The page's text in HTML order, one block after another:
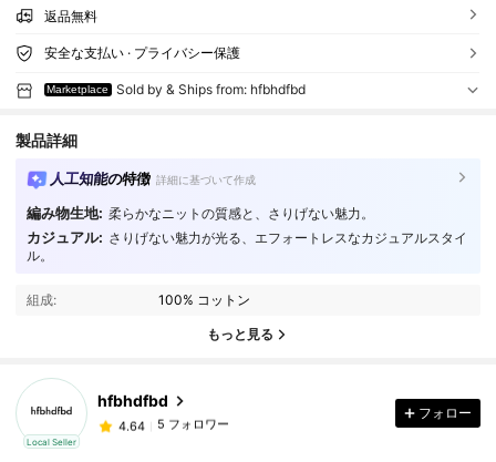
返品無料
安全な支払い · プライバシー保護
Marketplace Sold by & Ships from: hfbhdfbd
製品詳細
人工知能の特徴 詳細に基づいて作成
編み物生地: 柔らかなニットの質感と、さりげない魅力。
カジュアル: さりげない魅力が光る、エフォートレスなカジュアルスタイ
ル。
組成: 100% コットン
もっと見る
Local Seller
hfbhdfbd
4.64 5 フォロワー
フォロー